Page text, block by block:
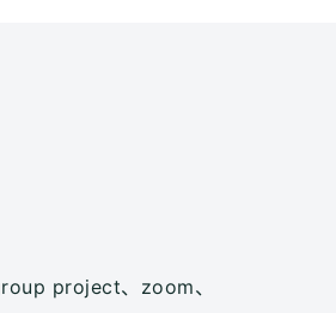
project、zoom、